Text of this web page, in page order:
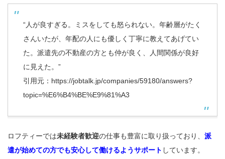
“人が良すぎる。ミスをしても怒られない。年齢層がたく
さんいたが、年配の人にも優しく丁寧に教えてあげてい
た。派遣先の不動産の方とも仲が良く、人間関係が良好
に見えた。”
引用元： https://jobtalk.jp/companies/59180/answers?
topic=%E6%B4%BE%E9%81%A3
ロフティーでは未経験者歓迎の仕事も豊富に取り扱っており、 派
遣が始めての方でも安心して働けるようサポート しています。